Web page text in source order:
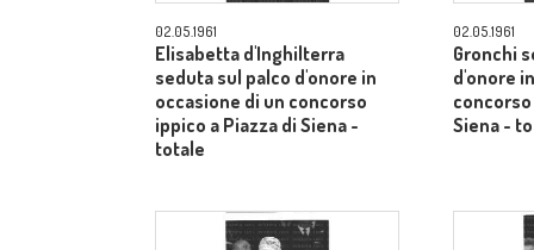
02.05.1961
Elisabetta d'Inghilterra
seduta sul palco d'onore in
occasione di un concorso
ippico a Piazza di Siena -
totale
02.05.1961
Gronchi
d'onore
Siena -